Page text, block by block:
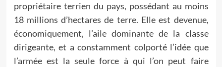
propriétaire terrien du pays, possédant au moins
18 millions d’hectares de terre. Elle est devenue,
économiquement, l’aile dominante de la classe
dirigeante, et a constamment colporté l’idée que
l’armée est la seule force à qui l’on peut faire